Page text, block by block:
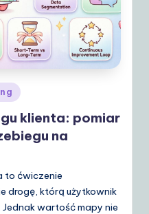
klienta: pomiar
na
to ćwiczenie
drogę, którą użytkownik
wartość mapy nie